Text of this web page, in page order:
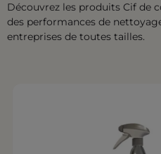
Découvrez les produits Cif de
des performances de
entreprises de toutes tailles.